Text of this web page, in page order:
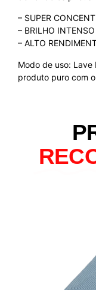
– SUPER
– BRILHO
– ALTO
Modo de uso: Lave
produto puro com